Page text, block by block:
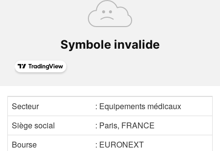
Secteur
: Equipements médicaux
Siège social
: Paris, FRANCE
Bourse
: EURONEXT